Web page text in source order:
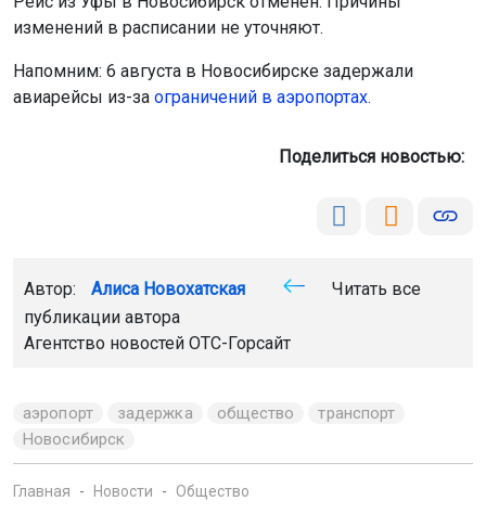
Автор: Алиса Новохатская
Читать все
публикации автора
транспорт
Главная Новости Общество
Общество 6 августа 2026 - 20:29
раскидал мусор на дороге к пляжу
На одном из пляжей Новосибирска мужчина начал
собирать мусор, оставленный отдыхающими, и